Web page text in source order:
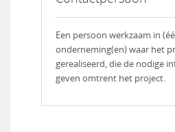
Een persoon werkzaam in
onderneming(en) waar het
gerealiseerd, die de nodige
geven omtrent het project.